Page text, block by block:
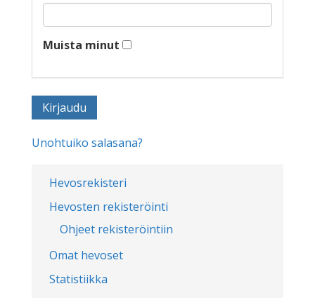
Hevosrekisteri
Hevosten rekisteröinti
Ohjeet rekisteröintiin
Omat hevoset
Statistiikka
Muista minut
Unohtuiko salasana?